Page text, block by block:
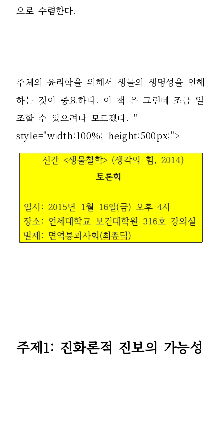
으로 수렴한다.
주체의 윤리학을 위해서 생물의 생명성을 인해
하는 것이 중요하다. 이 책 은 그런데 조금 일
조할 수 있으려나 모르겠다. "
style="width:100%; height:500px;">
주제1: 진화론적 진보의 가능성